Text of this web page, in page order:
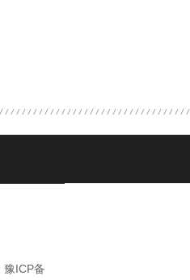
豫ICP备